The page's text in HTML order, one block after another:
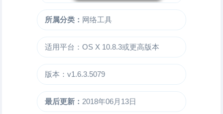
所属分类： 网络工具
适用平台：OS X 10.8.3或更高版本
版本：v1.6.3.5079
最后更新： 2018年06月13日